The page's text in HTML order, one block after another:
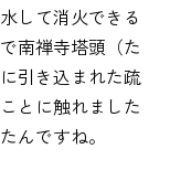
して消火できる
南禅寺塔頭（た
引き込まれた疏
とに触れました
んですね。